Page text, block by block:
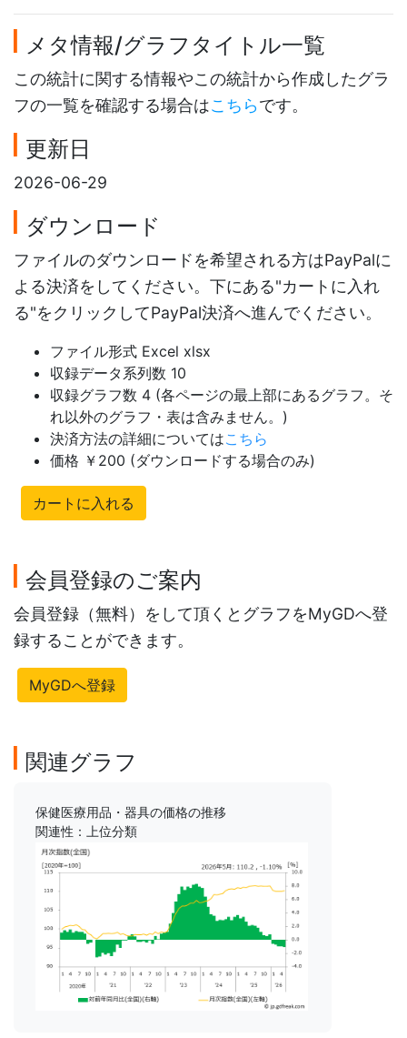
メタ情報/グラフタイトル一覧
この統計に関する情報やこの統計から作成したグラ
フの一覧を確認する場合はこちらです。
更新日
2026-06-29
ダウンロード
ファイルのダウンロードを希望される方はPayPalに
よる決済をしてください。下にある"カートに入れ
る"をクリックしてPayPal決済へ進んでください。
ファイル形式 Excel xlsx
収録データ系列数 10
収録グラフ数 4 (各ページの最上部にあるグラフ。そ
れ以外のグラフ・表は含みません。)
決済方法の詳細についてはこちら
価格 ￥200 (ダウンロードする場合のみ)
カートに入れる
会員登録のご案内
会員登録（無料）をして頂くとグラフをMyGDへ登
録することができます。
MyGDへ登録
関連グラフ
保健医療用品・器具の価格の推移
関連性：上位分類